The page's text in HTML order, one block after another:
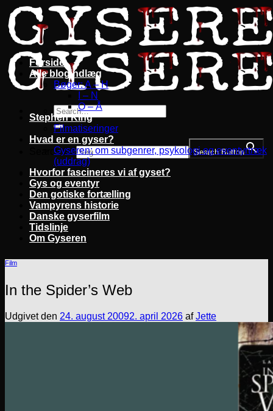
Fortsæt
til
indhold
Search for: Search Button
Forside
Alle blogindlæg
Bøger: A – H
I – N
O – Å
Stephen King
Filmatiseringer
Hvad er en gyser?
Gyseren: om subgenrer, psykologi og eventyrtræk
(uddrag)
Hvorfor fascineres vi af gyset?
Gys og eventyr
Den gotiske fortælling
Vampyrens historie
Danske gyserfilm
Tidslinje
Om Gyseren
Film
In the Spider’s Web
Udgivet den 24. august 20092. april 2026 afJette